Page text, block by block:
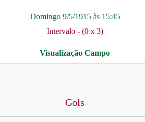
Domingo 9/5/1915 às 15:45
Intervalo - (0 x 3)
Gols